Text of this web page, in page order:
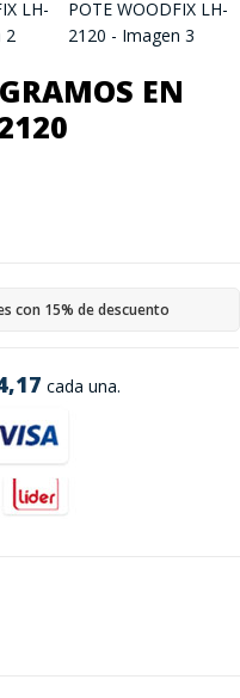
EN
cada una.
con 15% de descuento